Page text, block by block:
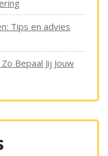
Tips en advies
Bepaal Jij Jouw